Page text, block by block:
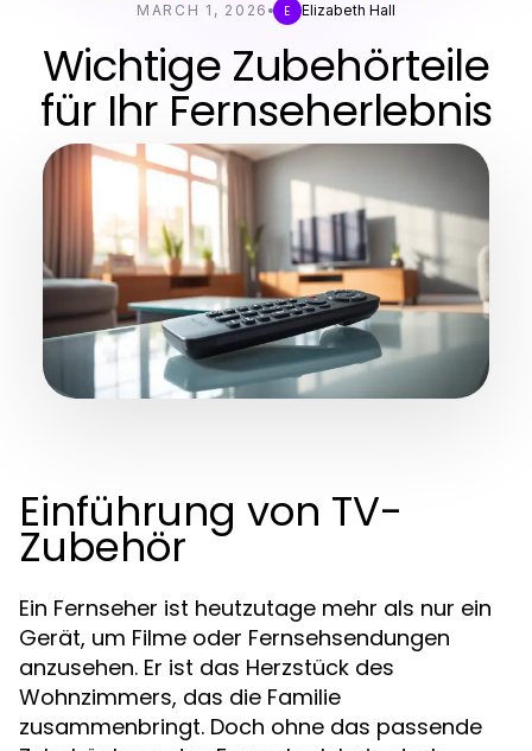
MARCH 1, 2026
E Elizabeth Hall
Wichtige Zubehörteile
für Ihr Fernseherlebnis
Einführung von TV-
Zubehör
Ein Fernseher ist heutzutage mehr als nur ein
Gerät, um Filme oder Fernsehsendungen
anzusehen. Er ist das Herzstück des
Wohnzimmers, das die Familie
zusammenbringt. Doch ohne das passende